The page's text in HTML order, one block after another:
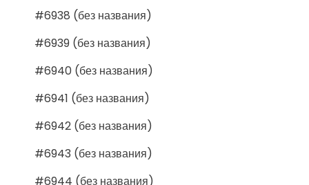
#6938 (без названия)
#6939 (без названия)
#6940 (без названия)
#6941 (без названия)
#6942 (без названия)
#6943 (без названия)
#6944 (без названия)